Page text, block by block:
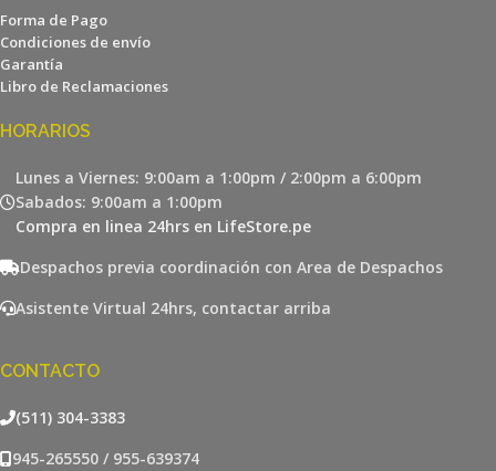
Forma de Pago
Condiciones de envío
Garantía
Libro de Reclamaciones
HORARIOS
Lunes a Viernes: 9:00am a 1:00pm / 2:00pm a 6:00pm
Sabados: 9:00am a 1:00pm
Compra en linea 24hrs en LifeStore.pe
Despachos previa coordinación con Area de Despachos
Asistente Virtual 24hrs, contactar arriba
CONTACTO
(511) 304-3383
945-265550 / 955-639374